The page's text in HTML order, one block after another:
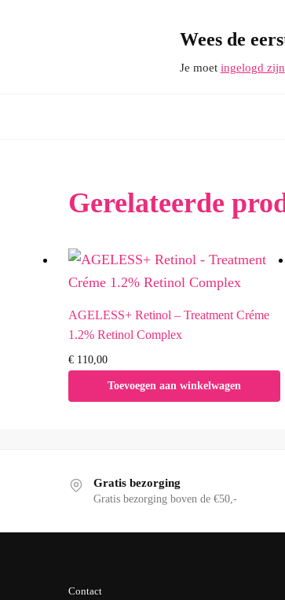
Wees de
Je moet ingelogd zijn
Gerelateerde
AGELESS+ Retinol – Treatment Créme
1.2% Retinol Complex
€ 110,00
Toevoegen aan winkelwagen
Gratis bezorging
Gratis bezorging boven de €50,-
Contact